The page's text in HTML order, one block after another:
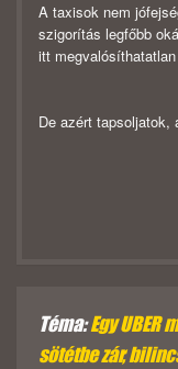
A taxisok nem
szigorítás legfőbb
itt
De azért tapsoljatok,
Téma:Egy UBER
sötétbe zár,